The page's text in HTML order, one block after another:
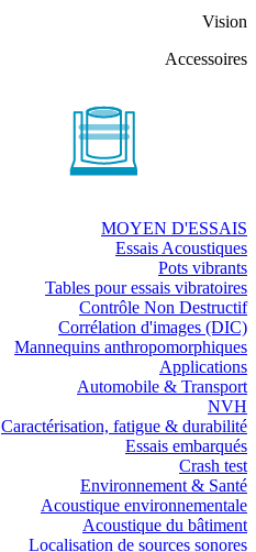
Vision
Accessoires
MOYEN D'ESSAIS
Essais Acoustiques
Pots vibrants
Tables pour essais vibratoires
Contrôle Non Destructif
Corrélation d'images (DIC)
Mannequins anthropomorphiques
Applications
Automobile & Transport
NVH
Caractérisation, fatigue & durabilité
Essais embarqués
Crash test
Environnement & Santé
Acoustique environnementale
Acoustique du bâtiment
Localisation de sources sonores